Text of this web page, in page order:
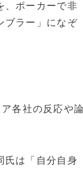
、ポーカーで非
ブラー」になぞ
各社の反応や
氏は「自分自身